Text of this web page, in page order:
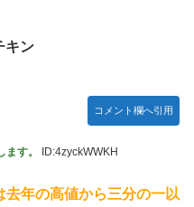
キン
コメント欄へ引用
す。 ID:4zyckWWKH
去年の高値から三分の一以